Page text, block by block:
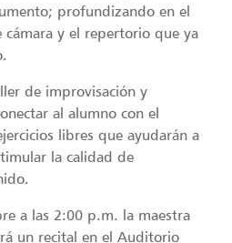
profundizando en el
y el repertorio que ya
de improvisación y
al alumno con el
libres que ayudarán a
la calidad de
a las 2:00 p.m. la maestra
un recital en el Auditorio